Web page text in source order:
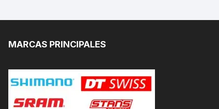
MARCAS PRINCIPALES